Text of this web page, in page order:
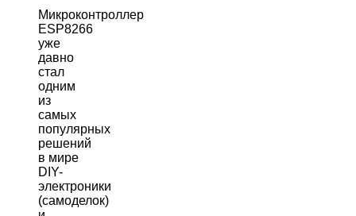
Микроконтроллер
ESP8266
уже
давно
стал
одним
из
самых
популярных
решений
в мире
DIY-
электроники
(самоделок)